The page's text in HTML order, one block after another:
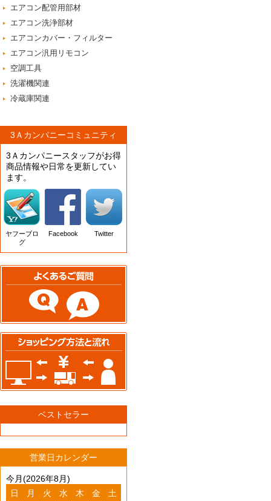
エアコン配管用部材
エアコン洗浄部材
エアコンカバー・フィルター
エアコン汎用リモコン
空調工具
洗濯機関連
冷蔵庫関連
3Ａカンパニーコミュニティ
3Ａカンパニースタッフがお得
商品情報や日常を更新してい
ます。
ヤフーブロ
グ
Facebook Twitter
ベストセラー
営業日カレンダー
今月(2026年8月)
日
月 火 水 木 金
土